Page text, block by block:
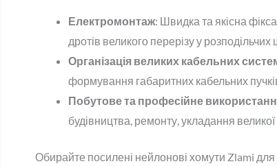
Електромонтаж: Швидка та якісна
дротів великого перерізу у
Організація великих кабельних
формування габаритних кабельних
Побутове та професійне
будівництва, ремонту, укладання
Обирайте посилені нейлонові хомути Zlami